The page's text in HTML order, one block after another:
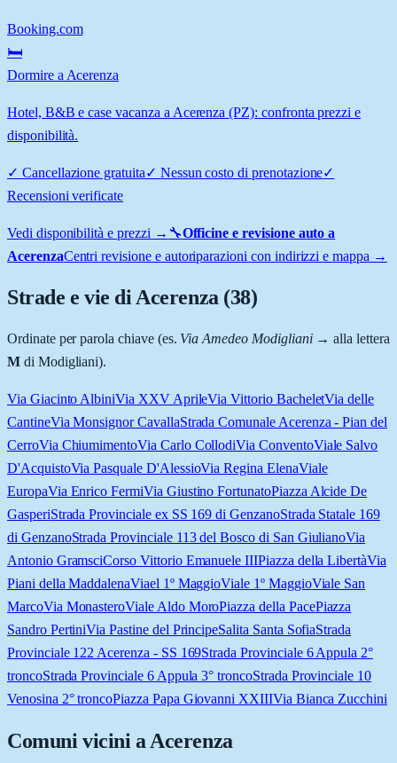
Booking.com
🛏️
Dormire a Acerenza
Hotel, B&B e case vacanza a Acerenza (PZ): confronta prezzi e
disponibilità.
✓ Cancellazione gratuita✓ Nessun costo di prenotazione✓
Recensioni verificate
Vedi disponibilità e prezzi → 🔧Officine e revisione auto a
AcerenzaCentri revisione e autoriparazioni con indirizzi e mappa →
Strade e vie diAcerenza (38)
Ordinate per parola chiave (es. Via Amedeo Modigliani→ alla lettera
Mdi Modigliani).
Via Giacinto AlbiniVia XXV AprileVia Vittorio BacheletVia delle
CantineVia Monsignor CavallaStrada Comunale Acerenza - Pian del
CerroVia ChiumimentoVia Carlo CollodiVia ConventoViale Salvo
D'AcquistoVia Pasquale D'AlessioVia Regina ElenaViale
EuropaVia Enrico FermiVia Giustino FortunatoPiazza Alcide De
GasperiStrada Provinciale ex SS 169 di GenzanoStrada Statale 169
di GenzanoStrada Provinciale 113 del Bosco di San GiulianoVia
Antonio GramsciCorso Vittorio Emanuele IIIPiazza della LibertàVia
Piani della MaddalenaViael 1º MaggioViale 1º MaggioViale San
MarcoVia MonasteroViale Aldo MoroPiazza della PacePiazza
Sandro PertiniVia Pastine del PrincipeSalita Santa SofiaStrada
Provinciale 122 Acerenza - SS 169Strada Provinciale 6 Appula 2°
troncoStrada Provinciale 6 Appula 3° troncoStrada Provinciale 10
Venosina 2° troncoPiazza Papa Giovanni XXIIIVia Bianca Zucchini
Comuni vicini aAcerenza